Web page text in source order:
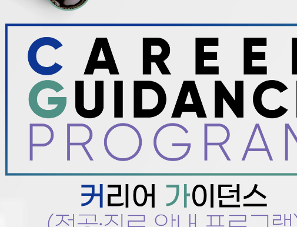
예결산공고(감사보고)
예산공고
결산공고
대학평의원회
대학평의원회
대학평의원회 회의록
기금운용심의회
기금운용심의회
기금운용심의회 회의록
기본방향 비전 및 전략설정과정 발전계획 체계 교육 체계
교양교육 체계도
전공 체계도 비교과 교육체계
오시는길 통학버스 안내
통학버스 운행안내
통학버스 출발장소
복수(부)전공
학적변동(휴학·복학
휴학
복학
자퇴
제적
재입학
학적부사항정정 교육과정 CHARM인증제
장학제도 장학금신청ㆍ지급 장학캘린더 국가장학금·학
웰니스센터
65번가
통학증(월 정기권) 이용 안내 통학버스 편도(월, 금) 이용 안내
국내외 교류현황 해외프로그램
교환학생
해외어학연수
국외인턴십
자기설계 해외배낭연수
대학생 병무행정(군입영) 전역 후 복학 국외여행/유학
산학협력단 세명창업보육센터 지역협력센터 기술사업
도심관광활성화센터
화장품·건강기능식품 임상시험센터(SMCTC)
제천시어린이·사회복지급식관리지원센터
단양군어린이급식관리
제천시농촌협약지원센터
제천시농촌활력플러스사업추진단
제천시탄소중립지원센터
부속제천한방병원 부속충주한방병원
교수노동조합